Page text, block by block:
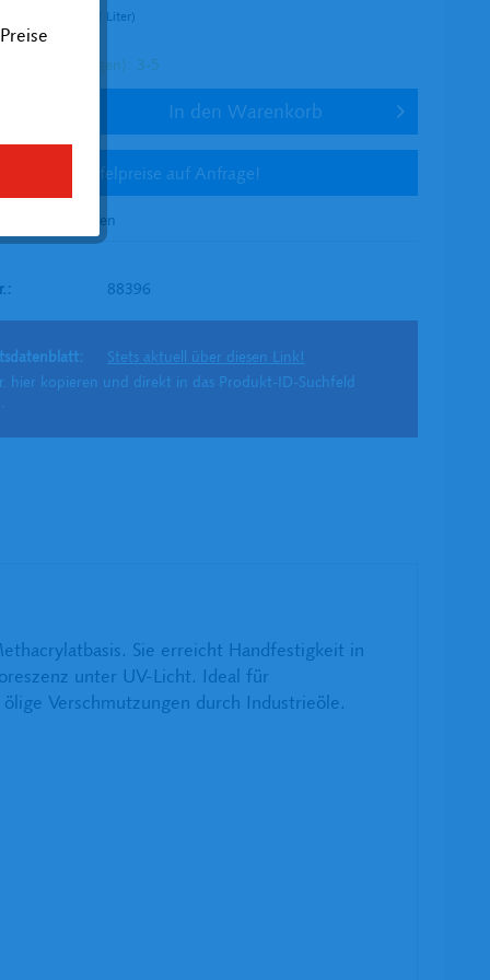
(814,36 € * / 1 Liter)
Versandkosten
(in Werktagen): 3-5
In den Warenkorb
Staffelpreise auf Anfrage!
Merken
88396
Stets aktuell über diesen Link!
hier kopieren und direkt in das Produkt-ID-Suchfeld
Sie erreicht Handfestigkeit in
unter UV-Licht. Ideal für
Verschmutzungen durch Industrieöle.